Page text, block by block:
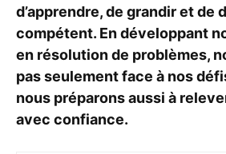
d’apprendre, de grandir et de
compétent. En développant
en résolution de problèmes,
pas seulement face à nos
nous préparons aussi à
avec confiance.